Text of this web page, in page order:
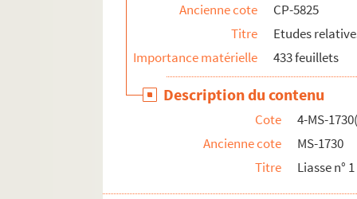
Ancienne cote
CP-5825
Titre
Etudes
Importance matérielle
433 feuillets
Description du contenu
Cote
4-MS-
Ancienne cote
MS-1730
Titre
Liasse n°